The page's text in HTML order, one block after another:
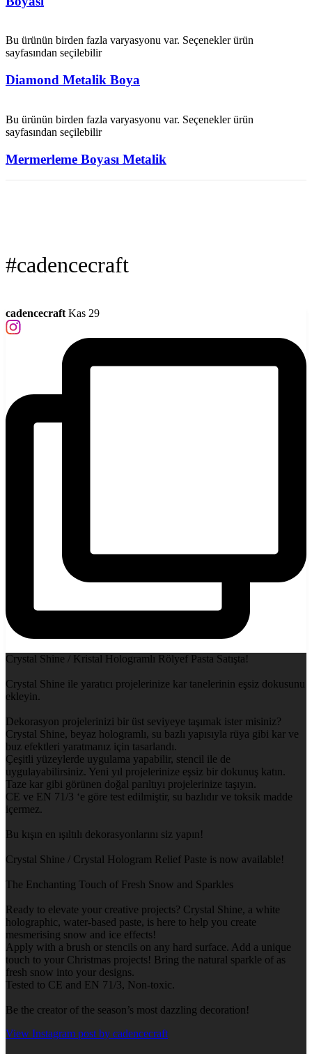
Bu ürünün birden fazla varyasyonu var. Seçenekler ürün
sayfasından seçilebilir
Diamond Metalik Boya
Bu ürünün birden fazla varyasyonu var. Seçenekler ürün
sayfasından seçilebilir
Mermerleme Boyası Metalik
#cadencecraft
cadencecraft Kas 29
Crystal Shine / Kristal Hologramlı Rölyef Pasta Satışta!
Crystal Shine ile yaratıcı projelerinize kar tanelerinin eşsiz dokusunu
ekleyin.
Dekorasyon projelerinizi bir üst seviyeye taşımak ister misiniz?
Crystal Shine, beyaz hologramlı, su bazlı yapısıyla rüya gibi kar ve
buz efektleri yaratmanız için tasarlandı.
Çeşitli yüzeylerde uygulama yapabilir, stencil ile de
uygulayabilirsiniz. Yeni yıl projelerinize eşsiz bir dokunuş katın.
Taze kar gibi görünen doğal parıltıyı projelerinize taşıyın.
CE ve EN 71/3 ‘e göre test edilmiştir, su bazlıdır ve toksik madde
içermez.
Bu kışın en ışıltılı dekorasyonlarını siz yapın!
Crystal Shine / Crystal Hologram Relief Paste is now available!
The Enchanting Touch of Fresh Snow and Sparkles
Ready to elevate your creative projects? Crystal Shine, a white
holographic, water-based paste, is here to help you create
mesmerising snow and ice effects!
Apply with a brush or stencils on any hard surface. Add a unique
touch to your Christmas projects! Bring the natural sparkle of as
fresh snow into your designs.
Tested to CE and EN 71/3, Non-toxic.
Be the creator of the season’s most dazzling decoration!
View Instagram post by cadencecraft